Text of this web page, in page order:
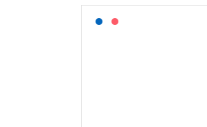
Lagerført: NEK Kabel